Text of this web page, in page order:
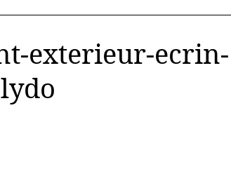
exterieur-ecrin-